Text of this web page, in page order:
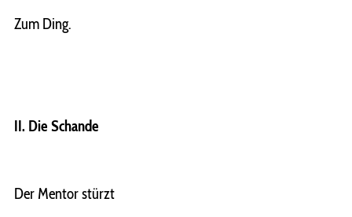
Zum Ding.
II. Die Schande
Der Mentor stürzt